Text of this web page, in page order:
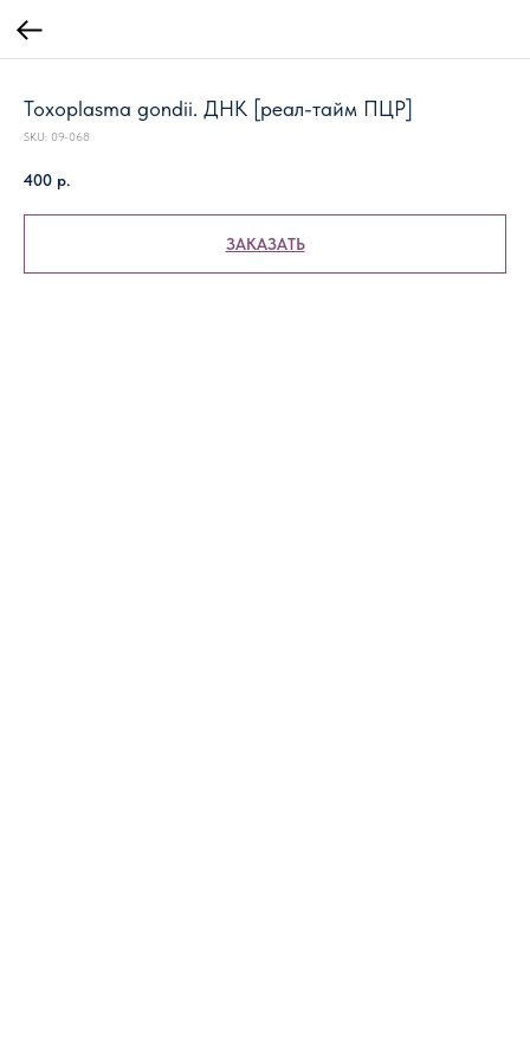
Toxoplasma gondii. ДНК [реал-тайм ПЦР]
SKU: 09-068
400 р.
ЗАКАЗАТЬ